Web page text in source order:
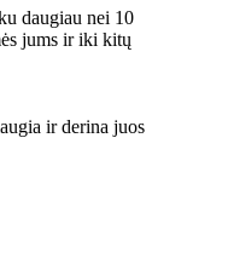
daugiau nei 10
jums ir iki kitų
ir derina juos